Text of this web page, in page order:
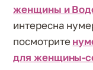
женщины и
интересна
посмотрите
для женщины-